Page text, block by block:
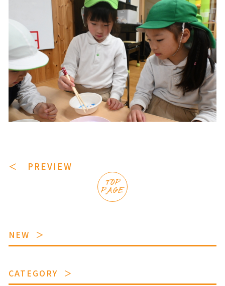
＜ PREVIEW
TOP
PAGE
NEW
CATEGORY